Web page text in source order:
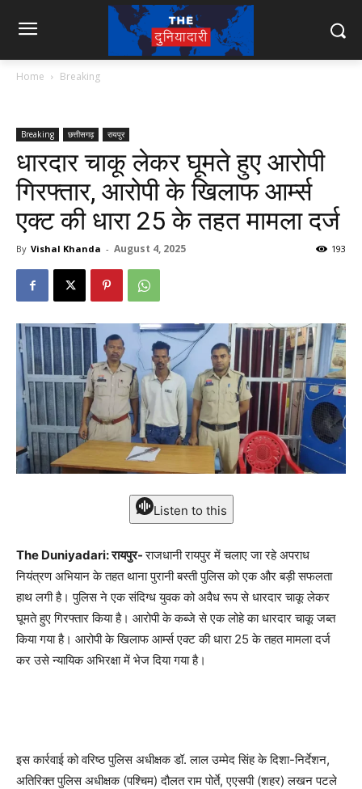
Home Breaking
Breaking छत्तीसगढ़ रायपुर
धारदार चाकू लेकर घूमते हुए आरोपी
गिरफ्तार, आरोपी के खिलाफ आर्म्स
एक्ट की धारा 25 के तहत मामला दर्ज
By Vishal Khanda - August 4, 2025 193
Listen to this
The Duniyadari: रायपुर-राजधानी रायपुर में चलाए जा रहे अपराध
नियंत्रण अभियान के तहत थाना पुरानी बस्ती पुलिस को एक और बड़ी सफलता
हाथ लगी है। पुलिस ने एक संदिग्ध युवक को अवैध रूप से धारदार चाकू लेकर
घूमते हुए गिरफ्तार किया है। आरोपी के कब्जे से एक लोहे का धारदार चाकू जब्त
किया गया है। आरोपी के खिलाफ आर्म्स एक्ट की धारा 25 के तहत मामला दर्ज
कर उसे न्यायिक अभिरक्षा में भेज दिया गया है।
इस कार्रवाई को वरिष्ठ पुलिस अधीक्षक डॉ. लाल उम्मेद सिंह के दिशा-निर्देशन,
अतिरिक्त पुलिस अधीक्षक (पश्चिम) दौलत राम पोर्ते, एएसपी (शहर) लखन पटले